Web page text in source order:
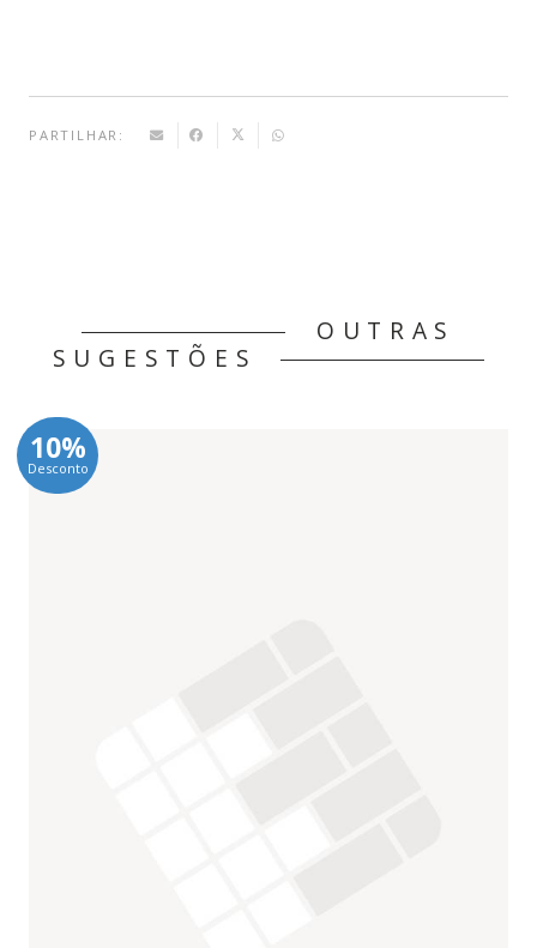
PARTILHAR:
OUTRAS
SUGESTÕES
10%
Desconto